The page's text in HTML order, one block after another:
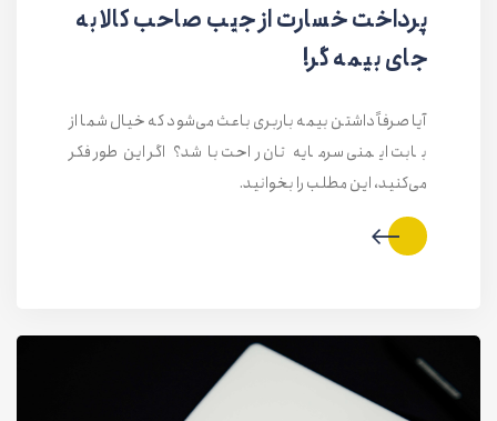
پرداخت خسارت از جیب صاحب کالا به
جای بیمه گر!
آیا صرفاً داشتن بیمه باربری باعث می‌شود که خیال شما از
بابت ایمنی سرمایه تان راحت باشد؟ اگر این‌طور فکر
می‌کنید، این مطلب را بخوانید.